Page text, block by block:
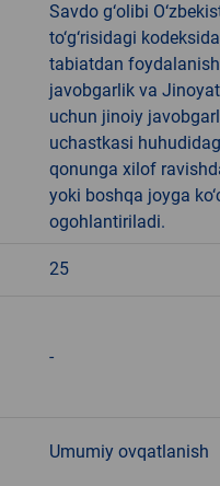
Savdo g‘olibi
to‘g‘risidagi
tabiatdan
javobgarlik va
uchun jinoiy
uchastkasi
qonunga xilof
yoki boshqa joyga
ogohlantiriladi.
25
-
Umumiy ovqatlanish